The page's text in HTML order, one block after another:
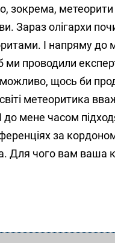
зокрема, метеорити
Зараз олігархи
І напряму до
проводили
щось би
метеоритика
до мене часом
за
Для чого вам ваша